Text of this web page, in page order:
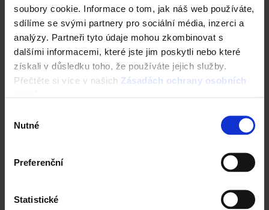
soubory cookie. Informace o tom, jak náš web používáte,
sdílíme se svými partnery pro sociální média, inzerci a
analýzy. Partneři tyto údaje mohou zkombinovat s
dalšími informacemi, které jste jim poskytli nebo které
získali v důsledku toho, že používáte jejich služby.
Přečtěte si více v našich Zásadách ochrany osobních
souhlasu
Nutné
Preferenční
Statistické
Ceník Terca
Kalkulace fasády